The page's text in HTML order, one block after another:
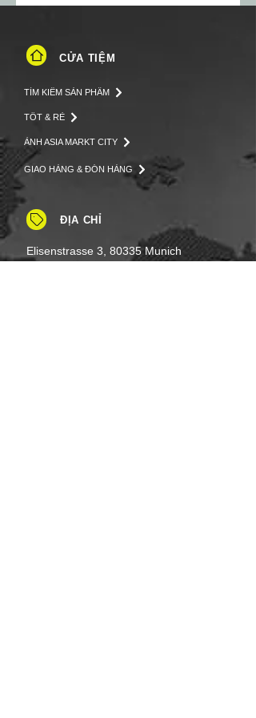
CỬA TIỆM
TÌM KIẾM SẢN PHẨM
TỐT & RẺ
ẢNH ASIA MARKT CITY
GIAO HÀNG & ĐÓN HÀNG
ĐỊA CHỈ
Elisenstrasse 3, 80335 Munich